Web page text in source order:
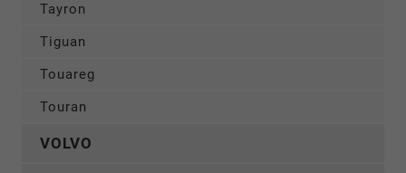
Tayron
Tiguan
Touareg
Touran
VOLVO